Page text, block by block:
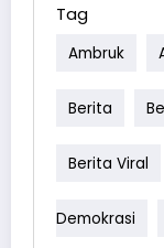
Tag
Ambruk
Berita
Berita Viral
Demokrasi